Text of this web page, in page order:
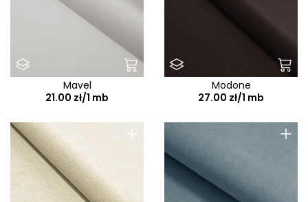
Mavel
21.00 zł/1 mb
Modone
27.00 zł/1 mb
+ +